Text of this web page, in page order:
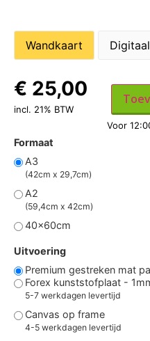
Wandkaart Digitaal
Formaat
A3
(42cm x 29,7cm)
A2
(59,4cm x 42cm)
40x60cm
Uitvoering
Premium gestreken mat
Forex kunststofplaat -
5-7 werkdagen levertijd
Canvas op frame
4-5 werkdagen levertijd
€ 25,00
incl. 21% BTW